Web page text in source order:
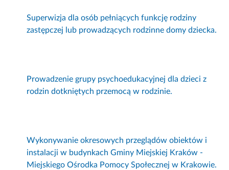
Superwizja dla osób pełniących funkcję rodziny
zastępczej lub prowadzących rodzinne domy dziecka.
Prowadzenie grupy psychoedukacyjnej dla dzieci z
rodzin dotkniętych przemocą w rodzinie.
Wykonywanie okresowych przeglądów obiektów i
instalacji w budynkach Gminy Miejskiej Kraków -
Miejskiego Ośrodka Pomocy Społecznej w Krakowie.